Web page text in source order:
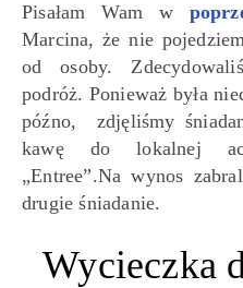
Pisałam Wam w
Marcina, że nie
od osoby.
podróż. Ponieważ była
późno, zdjęliśmy
kawę do lokalnej
„Entree”.Na wynos
drugie śniadanie.
Wycieczka